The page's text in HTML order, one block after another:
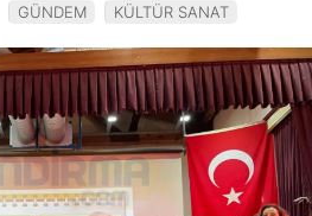
WhatsApp İhbar
Hattı
GÜNDEM KÜLTÜR SANAT